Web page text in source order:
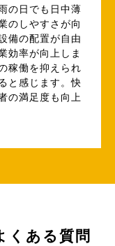
の日でも日中薄
のしやすさが向
備の配置が自由
効率が向上しま
稼働を抑えられ
と感じます。快
の満足度も向上
くある質問